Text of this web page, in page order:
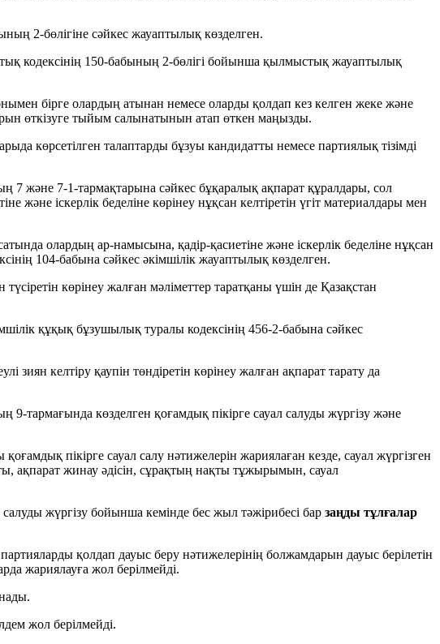
2-бөлігіне сәйкес жауаптылық көзделген.
кодексінің 150-бабының 2-бөлігі бойынша қылмыстық жауаптылық
бірге олардың атынан немесе оларды қолдап кез келген жеке және
өткізуге тыйым салынатынын атап өткен маңызды.
көрсетілген талаптарды бұзуы кандидатты немесе партиялық тізімді
және 7-1-тармақтарына сәйкес бұқаралық ақпарат құралдары, сол
іскерлік беделіне көрінеу нұқсан келтіретін үгіт материалдары мен
олардың ар-намысына, қадір-қасиетіне және іскерлік беделіне нұқсан
104-бабына сәйкес әкімшілік жауаптылық көзделген.
көрiнеу жалған мәлiметтер таратқаны үшін де Қазақстан
құқық бұзушылық туралы кодексінің 456-2-бабына сәйкес
келтіру қаупін төндіретін көрінеу жалған ақпарат тарату да
тармағында көзделген қоғамдық пікірге сауал салуды жүргізу және
пікірге сауал салу нәтижелерін жариялаған кезде, сауал жүргiзген
ақпарат жинау әдiсiн, сұрақтың нақты тұжырымын, сауал
жүргізу бойынша кемінде бес жыл тәжірибесі бар заңды тұлғалар
қолдап дауыс беру нәтижелерiнiң болжамдарын дауыс берiлетін
жариялауға жол берілмейдi.
жол берілмейді.